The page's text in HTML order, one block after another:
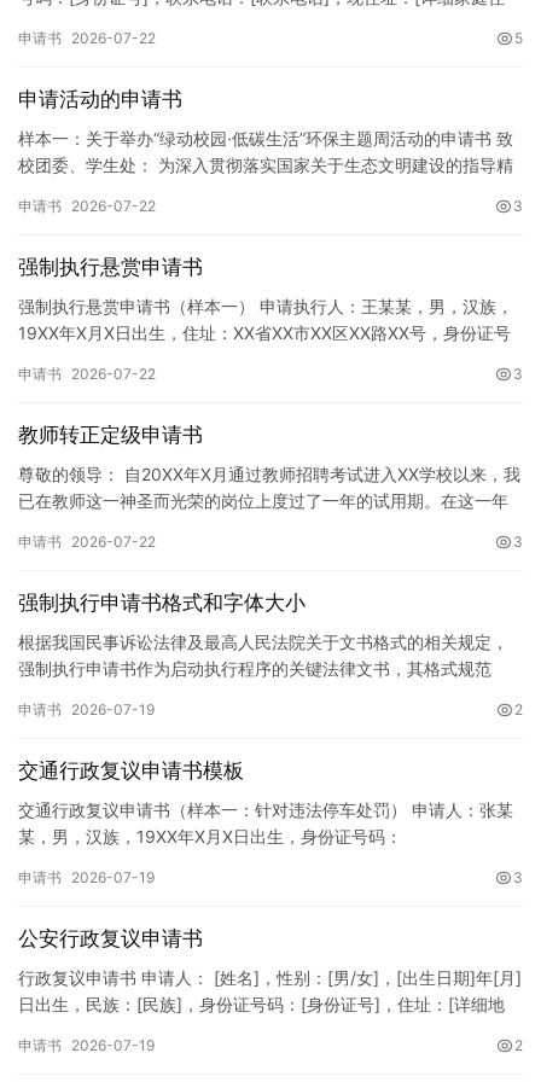
申请书 2026-07-22 5
申请活动的申请书
样本一：关于举办“绿动校园·低碳生活”环保主题周活动的申请书 致
校团委、学生处： 为深入贯彻落实国家关于生态文明建设的指导精
申请书 2026-07-22 3
强制执行悬赏申请书
强制执行悬赏申请书（样本一） 申请执行人：王某某，男，汉族，
19XX年X月X日出生，住址：XX省XX市XX区XX路XX号，身份证号
申请书 2026-07-22 3
教师转正定级申请书
尊敬的领导： 自20XX年X月通过教师招聘考试进入XX学校以来，我
已在教师这一神圣而光荣的岗位上度过了一年的试用期。在这一年
申请书 2026-07-22 3
强制执行申请书格式和字体大小
根据我国民事诉讼法律及最高人民法院关于文书格式的相关规定，
强制执行申请书作为启动执行程序的关键法律文书，其格式规范
纸张与…
申请书 2026-07-19 2
交通行政复议申请书模板
交通行政复议申请书（样本一：针对违法停车处罚） 申请人：张某
某，男，汉族，19XX年X月X日出生，身份证号码：
申请书 2026-07-19 3
公安行政复议申请书
行政复议申请书 申请人： [姓名]，性别：[男/女]，[出生日期]年[月]
日出生，民族：[民族]，身份证号码：[身份证号]，住址：[详细地
申请书 2026-07-19 2